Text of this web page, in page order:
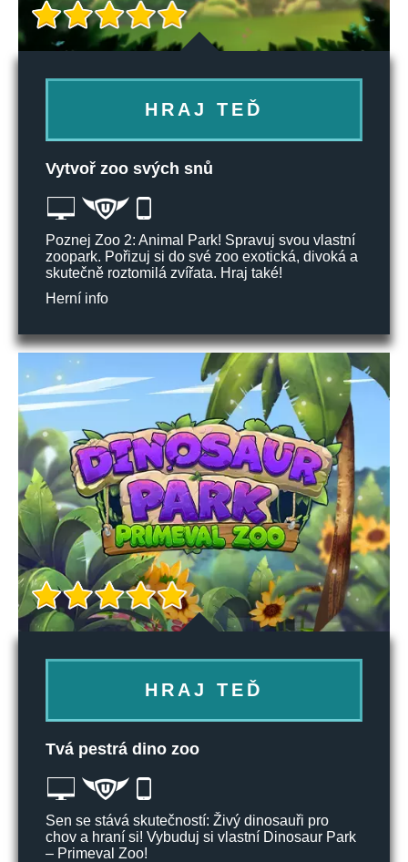
HRAJ TEĎ
Vytvoř zoo svých snů
Poznej Zoo 2: Animal Park! Spravuj svou vlastní
zoopark. Pořizuj si do své zoo exotická, divoká a
skutečně roztomilá zvířata. Hraj také!
Herní info
HRAJ TEĎ
Tvá pestrá dino zoo
Sen se stává skutečností: Živý dinosauři pro
chov a hraní si! Vybuduj si vlastní Dinosaur Park
– Primeval Zoo!